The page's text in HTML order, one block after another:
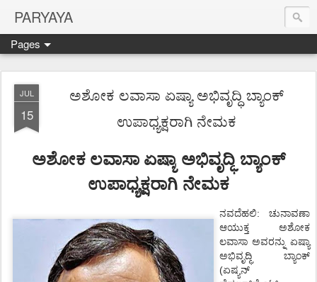
PARYAYA
Pages
JUL
15
ಅಶೋಕ ಲವಾಸಾ ಏಷ್ಯಾ ಅಭಿವೃದ್ಧಿ ಬ್ಯಾಂಕ್
ಉಪಾಧ್ಯಕ್ಷರಾಗಿ ನೇಮಕ
ಅಶೋಕ ಲವಾಸಾ ಏಷ್ಯಾ ಅಭಿವೃದ್ಧಿ ಬ್ಯಾಂಕ್
ಉಪಾಧ್ಯಕ್ಷರಾಗಿ ನೇಮಕ
ನವದೆಹಲಿ: ಚುನಾವಣಾ
ಆಯುಕ್ತ
ಅಶೋಕ
ಲವಾಸಾ ಅವರನ್ನು ಏಷ್ಯಾ
ಅಭಿವೃದ್ಧಿ
ಬ್ಯಾಂಕ್
(ಏಷ್ಯನ್